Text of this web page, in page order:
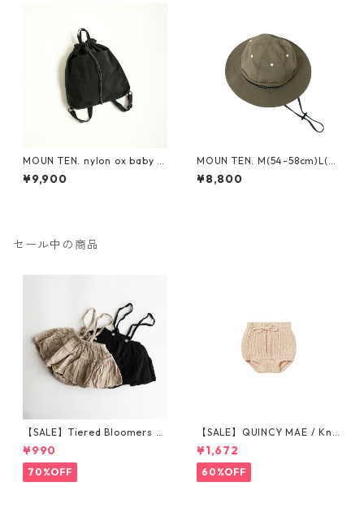
MOUN TEN. nylon ox baby k
napsack [MA71-0215a]
¥9,900
MOUN TEN. M(54-58cm)L(~6
0cm) reversible adventure
hat (re-nylon) [MA78-1957
¥8,800
セール中の商品
【SALE】Tiered Bloomers 7
0-80cm (グレージュ／ブラッ
ク) ※1点までメール便可
¥990
70%OFF
【SALE】QUINCY MAE / Knit
Tie Bloomer (12-18M/18-24
M/2-3Y)
¥1,672
60%OFF